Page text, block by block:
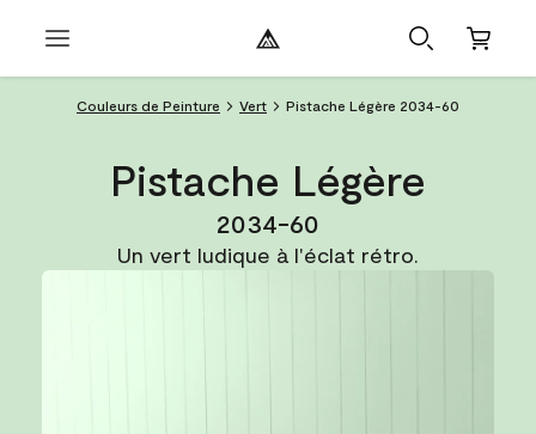
Couleurs de Peinture Vert Pistache Légère 2034-60
Pistache Légère
2034-60
Un vert ludique à l'éclat rétro.